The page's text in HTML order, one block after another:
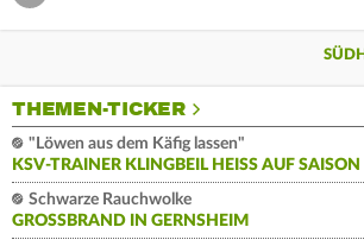
THEMEN-TICKER
"Löwen aus dem Käfig lassen"
KSV-TRAINER KLINGBEIL HEISS AUF SAISON
Schwarze Rauchwolke
GROSSBRAND IN GERNSHEIM